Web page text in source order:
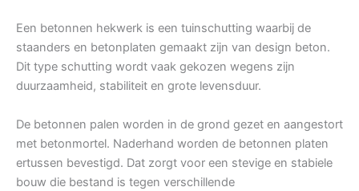
Een betonnen hekwerk is een tuinschutting waarbij de
staanders en betonplaten gemaakt zijn van design beton.
Dit type schutting wordt vaak gekozen wegens zijn
duurzaamheid, stabiliteit en grote levensduur.
De betonnen palen worden in de grond gezet en aangestort
met betonmortel. Naderhand worden de betonnen platen
ertussen bevestigd. Dat zorgt voor een stevige en stabiele
bouw die bestand is tegen verschillende